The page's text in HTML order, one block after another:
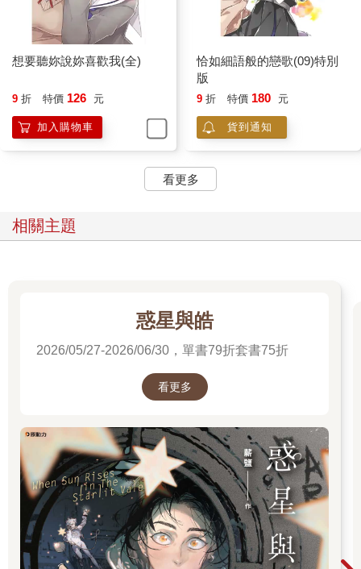
想要聽妳說妳喜歡我(全)
9 折 特價 126 元
加入購物車
恰如細語般的戀歌(09)特別
版
9 折 特價 180 元
貨到通知
看更多
相關主題
惑星與皓
2026/05/27-2026/06/30，單書79折套書75折
看更多